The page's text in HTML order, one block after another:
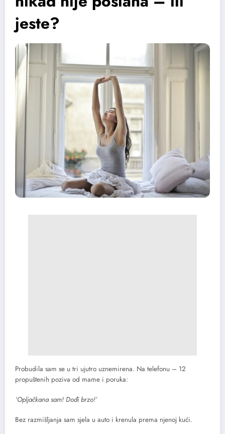
jeste?
Probudila sam se u tri ujutro uznemirena. Na telefonu – 12
propuštenih poziva od mame i poruka:
‘Opljačkana sam! Dođi brzo!’
Bez razmišljanja sam sjela u auto i krenula prema njenoj kući.